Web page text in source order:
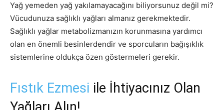
Yağ yemeden yağ yakılamayacağını biliyorsunuz değil mi?
Vücudunuza sağlıklı yağları almanız gerekmektedir.
Sağlıklı yağlar metabolizmanızın korunmasına yardımcı
olan en önemli besinlerdendir ve sporcuların bağışıklık
sistemlerine oldukça özen göstermeleri gerekir.
Fıstık Ezmesi ile İhtiyacınız Olan